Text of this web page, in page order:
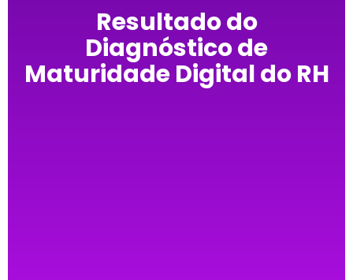
Resultado do
Diagnóstico de
Maturidade Digital do RH